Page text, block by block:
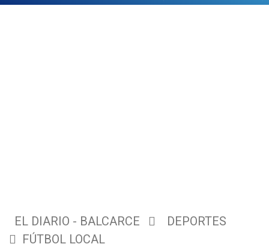
EL DIARIO - BALCARCE
DEPORTES
FÚTBOL LOCAL